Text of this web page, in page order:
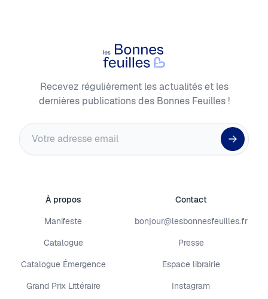
Les Bonnes Feuilles
Recevez régulièrement les actualités et les
dernières publications des Bonnes Feuilles !
Adresse email
À propos
Manifeste
Catalogue
Catalogue Émergence
Grand Prix Littéraire
Contact
bonjour@lesbonnesfeuilles.fr
Presse
Espace librairie
Instagram